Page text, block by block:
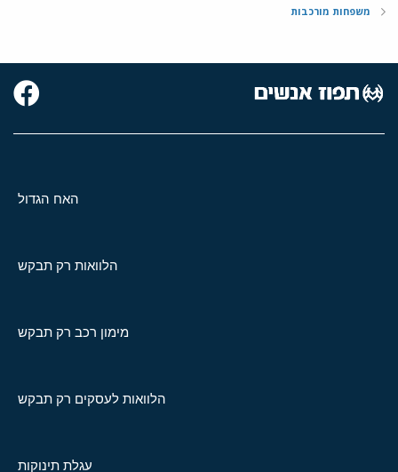
משפחות מורכבות
האח הגדול
הלוואות רק תבקש
מימון רכב רק תבקש
הלוואות לעסקים רק תבקש
עגלת תינוקות